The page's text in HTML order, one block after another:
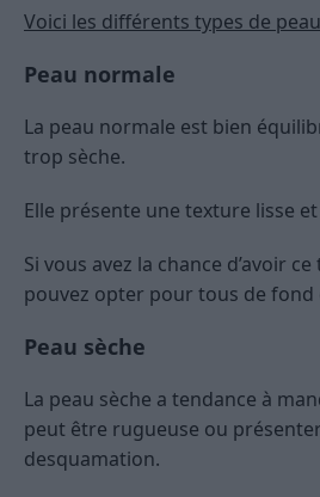
Voici les différents types de
Peau normale
La peau normale est bien
trop sèche.
Elle présente une texture lisse
Si vous avez la chance d’avoir
pouvez opter pour tous de fond
Peau sèche
La peau sèche a tendance à
peut être rugueuse ou
desquamation.